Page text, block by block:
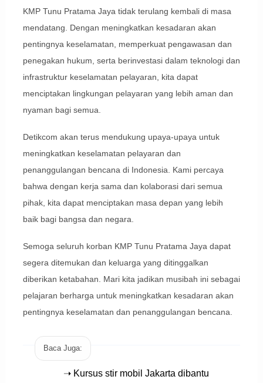
KMP Tunu Pratama Jaya tidak terulang kembali di masa
mendatang. Dengan meningkatkan kesadaran akan
pentingnya keselamatan, memperkuat pengawasan dan
penegakan hukum, serta berinvestasi dalam teknologi dan
infrastruktur keselamatan pelayaran, kita dapat
menciptakan lingkungan pelayaran yang lebih aman dan
nyaman bagi semua.
Detikcom akan terus mendukung upaya-upaya untuk
meningkatkan keselamatan pelayaran dan
penanggulangan bencana di Indonesia. Kami percaya
bahwa dengan kerja sama dan kolaborasi dari semua
pihak, kita dapat menciptakan masa depan yang lebih
baik bagi bangsa dan negara.
Semoga seluruh korban KMP Tunu Pratama Jaya dapat
segera ditemukan dan keluarga yang ditinggalkan
diberikan ketabahan. Mari kita jadikan musibah ini sebagai
pelajaran berharga untuk meningkatkan kesadaran akan
pentingnya keselamatan dan penanggulangan bencana.
Baca Juga:
➝ Kursus stir mobil Jakarta dibantu